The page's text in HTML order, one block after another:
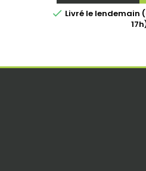
 Livré le